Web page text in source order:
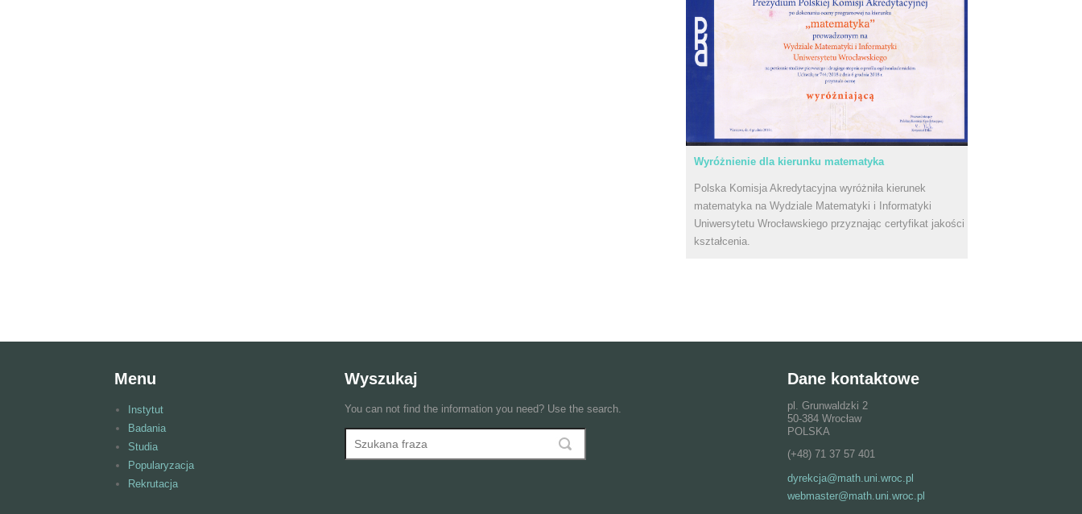
Wyróżnienie dla kierunku matematyka
Polska Komisja Akredytacyjna wyróżniła kierunek
matematyka na Wydziale Matematyki i Informatyki
Uniwersytetu Wrocławskiego przyznając certyfikat jakości
kształcenia.
Menu
Instytut
Badania
Studia
Popularyzacja
Rekrutacja
Wyszukaj
You can not find the information you need? Use the search.
Formularz wyszukiwania
Wyszukaj
Dane kontaktowe
pl. Grunwaldzki 2
50-384 Wrocław
POLSKA
(+48) 71 37 57 401
dyrekcja@math.uni.wroc.pl
webmaster@math.uni.wroc.pl